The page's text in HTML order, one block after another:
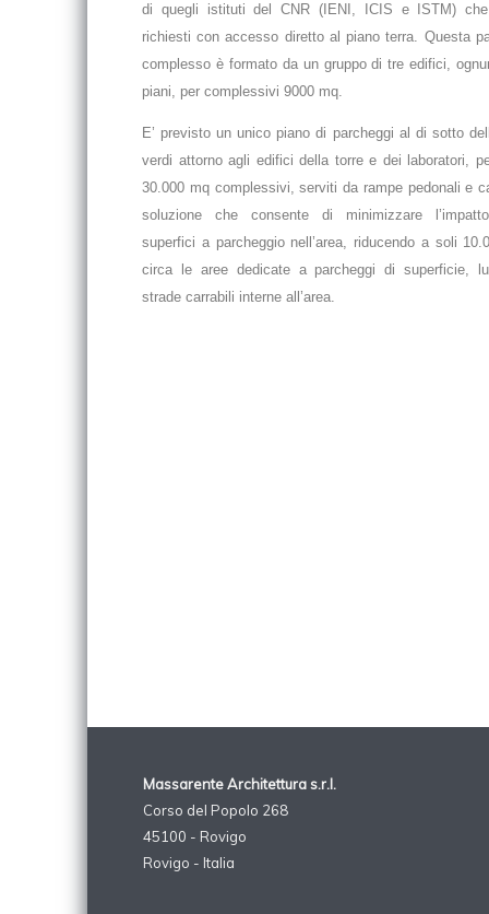
di quegli istituti del CNR (IENI, ICIS e ISTM)
richiesti con accesso diretto al piano terra. Questa
complesso è formato da un gruppo di tre edifici,
piani, per complessivi 9000 mq.
E’ previsto un unico piano di parcheggi al di sotto
verdi attorno agli edifici della torre e dei laboratori,
30.000 mq complessivi, serviti da rampe pedonali e
soluzione che consente di minimizzare
superfici a parcheggio nell’area, riducendo a soli
circa le aree dedicate a parcheggi di superficie,
strade carrabili interne all’area.
Massarente Architettura s.r.l.
Corso del Popolo 268
45100 - Rovigo
Rovigo - Italia